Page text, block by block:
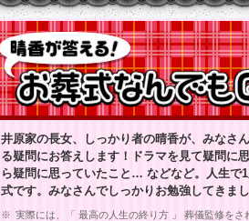
井原家の長女、しっかり者の晴香が、みなさ
る疑問にお答えします！ドラマを見て疑問に
ら疑問に思っていたこと… などなど。人生で
式です。みなさんでしっかりお勉強してきま
※ 実際には、「 最高の人生の終り方 」 葬儀監修をさ